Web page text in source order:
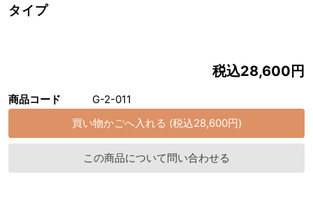
タイプ
税込28,600円
商品コード G-2-011
この商品について問い合わせる